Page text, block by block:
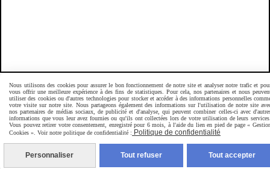
Nous utilisons des cookies pour assurer le bon fonctionnement de notre site et analyser notre trafic et
vous offrir une meilleure expérience à des fins de statistiques. Pour cela, nos partenaires et nous
utiliser des cookies ou d'autres technologies pour stocker et accéder à des informations personnelles
votre visite sur notre site. Nous partageons également des informations sur l'utilisation de notre site
nos partenaires de médias sociaux, de publicité et d'analyse, qui peuvent combiner celles-ci avec
informations que vous leur avez fournies ou qu'ils ont collectées lors de votre utilisation de leurs
Vous pouvez retirer votre consentement, enregistré pour 6 mois, à l'aide du lien en pied de page «
Cookies ». Voir notre politique de confidentialité : Politique de confidentialité
Personnaliser Tout refuser Tout accepter